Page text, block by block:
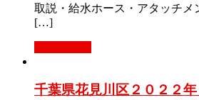
取説・給水ホース・アタッチメ
[…]
千葉県花見川区２０２２